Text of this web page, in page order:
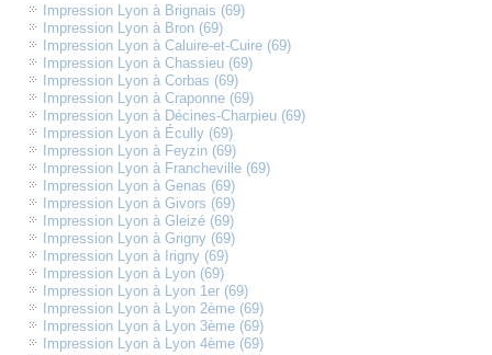
Impression Lyon à Brignais (69)
Impression Lyon à Bron (69)
Impression Lyon à Caluire-et-Cuire (69)
Impression Lyon à Chassieu (69)
Impression Lyon à Corbas (69)
Impression Lyon à Craponne (69)
Impression Lyon à Décines-Charpieu (69)
Impression Lyon à Écully (69)
Impression Lyon à Feyzin (69)
Impression Lyon à Francheville (69)
Impression Lyon à Genas (69)
Impression Lyon à Givors (69)
Impression Lyon à Gleizé (69)
Impression Lyon à Grigny (69)
Impression Lyon à Irigny (69)
Impression Lyon à Lyon (69)
Impression Lyon à Lyon 1er (69)
Impression Lyon à Lyon 2ème (69)
Impression Lyon à Lyon 3ème (69)
Impression Lyon à Lyon 4ème (69)